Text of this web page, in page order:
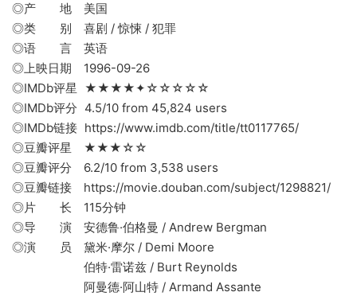
◎产 地 美国
◎类 别 喜剧 / 惊悚 / 犯罪
◎语 言 英语
◎上映日期 1996-09-26
◎IMDb评星 ★★★★✦☆☆☆☆☆
◎IMDb评分 4.5/10 from 45,824 users
◎IMDb链接 https://www.imdb.com/title/tt0117765/
◎豆瓣评星 ★★★☆☆
◎豆瓣评分 6.2/10 from 3,538 users
◎豆瓣链接 https://movie.douban.com/subject/1298821/
◎片 长 115分钟
◎导 演 安德鲁·伯格曼 / Andrew Bergman
◎演 员 黛米·摩尔 / Demi Moore
伯特·雷诺兹 / Burt Reynolds
阿曼德·阿山特 / Armand Assante